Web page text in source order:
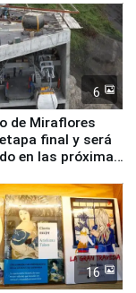
6
de Miraflores
final y será
en las próximas
16